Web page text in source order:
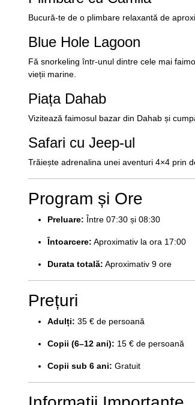
Bucură-te de o plimbare relaxantă de
Blue Hole Lagoon
Fă snorkeling într-unul dintre cele mai
vieții marine.
Piața Dahab
Vizitează faimosul bazar din Dahab și
Safari cu Jeep-ul
Trăiește adrenalina unei aventuri 4×4 prin
Program și Ore
Preluare: Între 07:30 și 08:30
Întoarcere: Aproximativ la ora 17:00
Durata totală: Aproximativ 9 ore
Prețuri
Adulți: 35 € de persoană
Copii (6–12 ani): 15 € de persoană
Copii sub 6 ani: Gratuit